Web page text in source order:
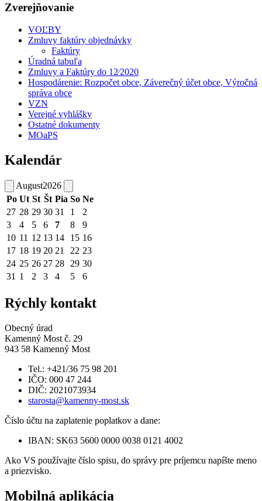
Zverejňovanie
VOĽBY
Zmluvy faktúry objednávky
Faktúry
Úradná tabuľa
Zmluvy a Faktúry do 12⁄2020
Hospodárenie: Rozpočet obce, Záverečný účet obce, Výročná
správa obce
VZN
Verejné vyhlášky
Ostatné dokumenty
MOaPS
Kalendár
August2026
Po Ut St Št Pia So Ne
27 28 29 30 31 1
2
3
4 5 6 7 8
9
10 11 12 13 14 15 16
17 18 19 20 21 22 23
24 25 26 27 28 29 30
31 1 2 3 4 5 6
Rýchly kontakt
Obecný úrad
Kamenný Most č. 29
943 58 Kamenný Most
Tel.: +421/36 75 98 201
IČO: 000 47 244
DIČ: 2021073934
starosta@kamenny-most.sk
Číslo účtu na zaplatenie poplatkov a dane:
IBAN: SK63 5600 0000 0038 0121 4002
Ako VS používajte číslo spisu, do správy pre príjemcu napíšte meno
a priezvisko.
Mobilná aplikácia